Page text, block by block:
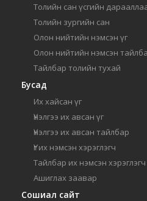
Толийн сан үсгийн
Толийн зургийн сан
Олон нийтийн нэмсэн үг
Олон нийтийн нэмсэн
Тайлбар толийн тухай
Бусад
Их хайсан үг
Үнэлгээ их авсан үг
Үнэлгээ их авсан тайлбар
Үг их нэмсэн хэрэглэгч
Тайлбар их нэмсэн хэрэглэгч
Ашиглах заавар
Сошиал сайт